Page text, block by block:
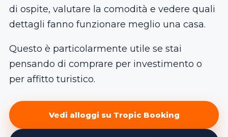
di ospite, valutare la comodità e vedere quali
dettagli fanno funzionare meglio una casa.
Questo è particolarmente utile se stai
pensando di comprare per investimento o
per affitto turistico.
Vedi alloggi su Tropic Booking